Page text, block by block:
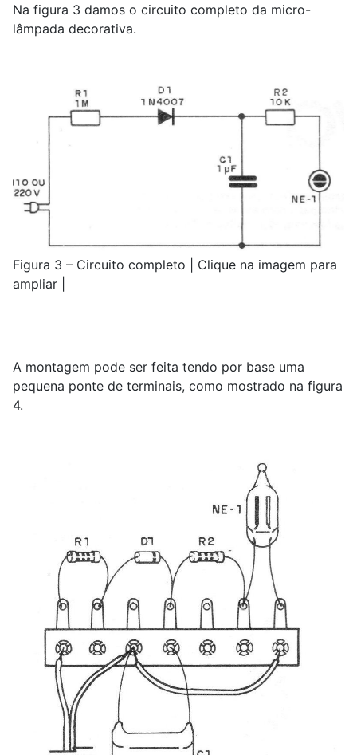
Na figura 3 damos o circuito completo da micro-
lâmpada decorativa.
Figura 3 – Circuito completo | Clique na imagem para
ampliar |
A montagem pode ser feita tendo por base uma
pequena ponte de terminais, como mostrado na figura
4.